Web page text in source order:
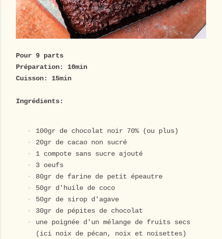
Pour 9 parts
Préparation: 10min
Cuisson: 15min
Ingrédients:
100gr de chocolat noir 70% (ou plus)
20gr de cacao non sucré
1 compote sans sucre ajouté
3 oeufs
80gr de farine de petit épeautre
50gr d'huile de coco
50gr de sirop d'agave
30gr de pépites de chocolat
une poignée d'un mélange de fruits secs
(ici noix de pécan, noix et noisettes)